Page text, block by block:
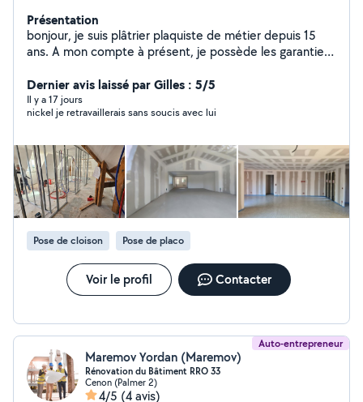
Présentation
bonjour, je suis plâtrier plaquiste de métier depuis 15
ans. A mon compte à présent, je possède les garanties
domaine de la plâtrerie ainsi que la pose de parquet
https://www.abpconcept.net/
Dernier avis laissé par Gilles : 5/5
Il y a 17 jours
nickel je retravaillerais sans soucis avec lui
Pose de cloison Pose de placo
Voir le profil Contacter
Auto-entrepreneur
Maremov Yordan (Maremov)
Rénovation du Bâtiment RRO 33
Cenon (Palmer 2)
4/5 (4 avis)